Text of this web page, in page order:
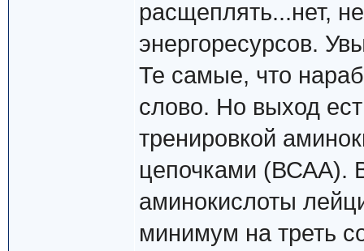
расщеплять...нет,
энергоресурсов.
Те самые, что
слово. Но выход
тренировкой
цепочками (ВСАА).
аминокислоты
минимум на треть